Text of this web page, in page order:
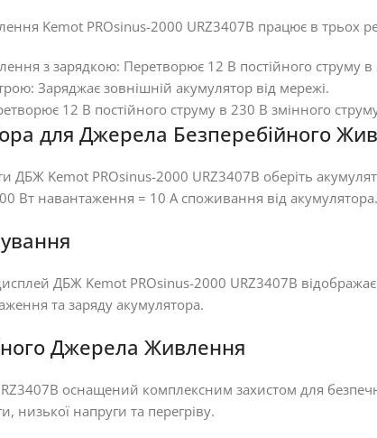
Kemot PROsinus-2000 URZ3407B працює в трьох
з зарядкою: Перетворює 12 В постійного струму
Заряджає зовнішній акумулятор від мережі.
12 В постійного струму в 230 В змінного
для Джерела Безперебійного
ДБЖ Kemot PROsinus-2000 URZ3407B оберіть
Вт навантаження = 10 А споживання від
ДБЖ Kemot PROsinus-2000 URZ3407B
та заряду акумулятора.
Джерела Живлення
оснащений комплексним захистом для
низької напруги та перегріву.